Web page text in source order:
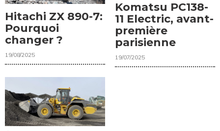
Hitachi ZX 890-7:
Pourquoi
changer ?
19/08/2025
Komatsu PC138-
11 Electric, avant-
première
parisienne
19/07/2025